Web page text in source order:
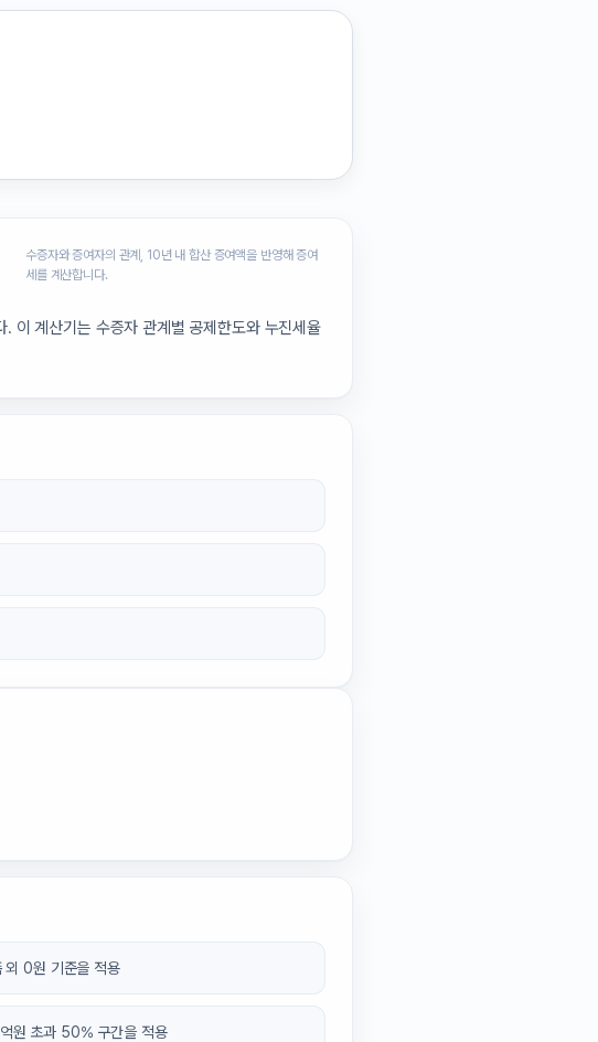
수증자와 증여자의 관계, 10년 내 합산 증여액을 반영해 증여
세를 계산합니다.
이 계산기는 수증자 관계별 공제한도와 누진세율
외 0원 기준을 적용
원 초과 50% 구간을 적용